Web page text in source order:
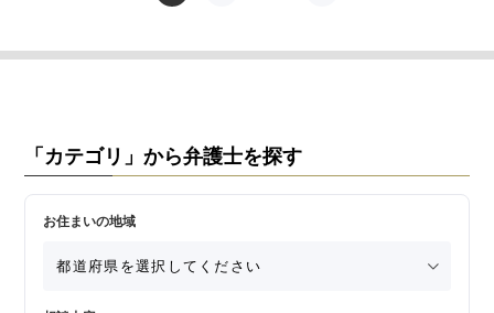
「カテゴリ」から弁護士を探す
お住まいの地域